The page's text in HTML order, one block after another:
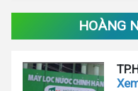
HOÀNG